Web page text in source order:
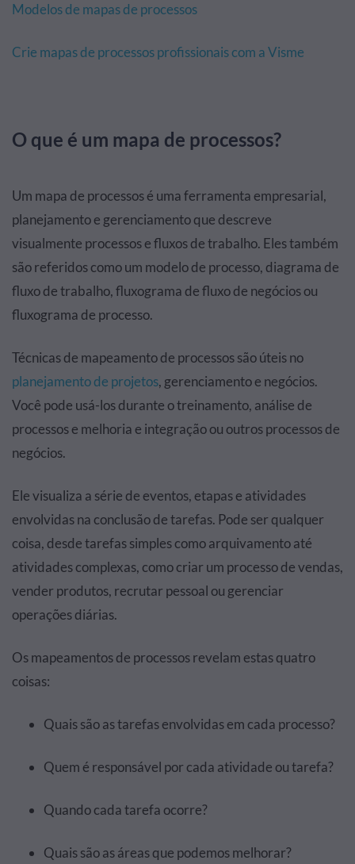
Modelos de mapas de processos
Crie mapas de processos profissionais com a Visme
O que é um mapa de processos?
Um mapa de processos é uma ferramenta empresarial,
planejamento e gerenciamento que descreve
visualmente processos e fluxos de trabalho. Eles também
são referidos como um modelo de processo, diagrama de
fluxo de trabalho, fluxograma de fluxo de negócios ou
fluxograma de processo.
Técnicas de mapeamento de processos são úteis no
planejamento de projetos, gerenciamento e negócios.
Você pode usá-los durante o treinamento, análise de
processos e melhoria e integração ou outros processos de
negócios.
Ele visualiza a série de eventos, etapas e atividades
envolvidas na conclusão de tarefas. Pode ser qualquer
coisa, desde tarefas simples como arquivamento até
atividades complexas, como criar um processo de vendas,
vender produtos, recrutar pessoal ou gerenciar
operações diárias.
Os mapeamentos de processos revelam estas quatro
coisas:
Quais são as tarefas envolvidas em cada processo?
Quem é responsável por cada atividade ou tarefa?
Quando cada tarefa ocorre?
Quais são as áreas que podemos melhorar?